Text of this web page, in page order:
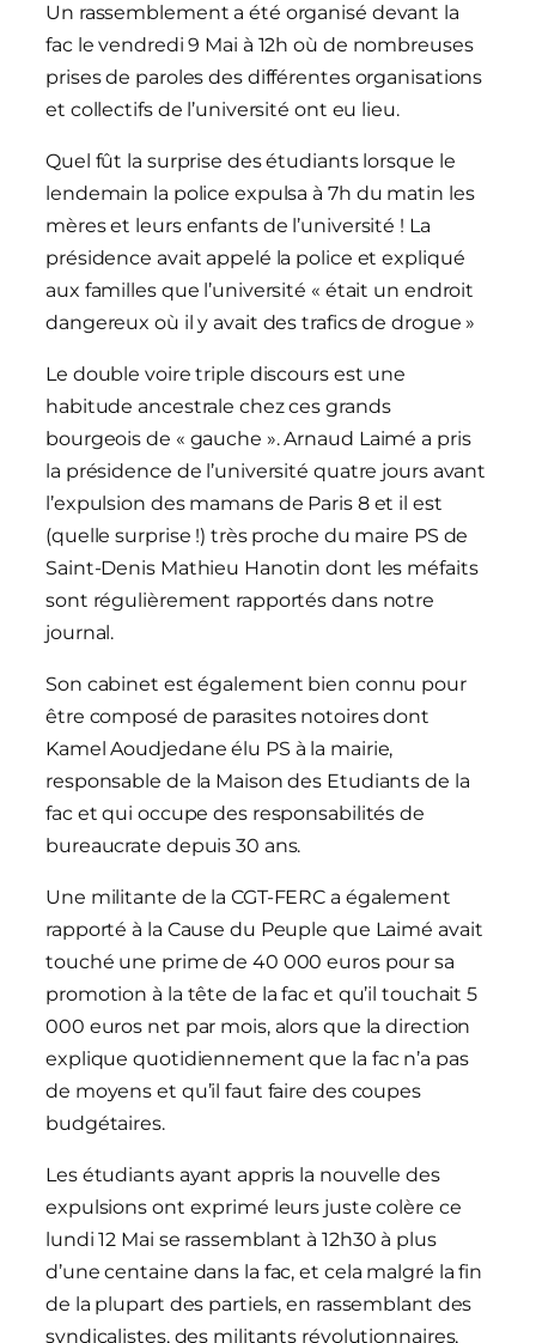
Un rassemblement a été organisé devant la
fac le vendredi 9 Mai à 12h où de nombreuses
prises de paroles des différentes organisations
et collectifs de l’université ont eu lieu.
Quel fût la surprise des étudiants lorsque le
lendemain la police expulsa à 7h du matin les
mères et leurs enfants de l’université ! La
présidence avait appelé la police et expliqué
aux familles que l’université « était un endroit
dangereux où il y avait des trafics de drogue »
Le double voire triple discours est une
habitude ancestrale chez ces grands
bourgeois de « gauche ». Arnaud Laimé a pris
la présidence de l’université quatre jours avant
l’expulsion des mamans de Paris 8 et il est
(quelle surprise !) très proche du maire PS de
Saint-Denis Mathieu Hanotin dont les méfaits
sont régulièrement rapportés dans notre
journal.
Son cabinet est également bien connu pour
être composé de parasites notoires dont
Kamel Aoudjedane élu PS à la mairie,
responsable de la Maison des Etudiants de la
fac et qui occupe des responsabilités de
bureaucrate depuis 30 ans.
Une militante de la CGT-FERC a également
rapporté à la Cause du Peuple que Laimé avait
touché une prime de 40 000 euros pour sa
promotion à la tête de la fac et qu’il touchait 5
000 euros net par mois, alors que la direction
explique quotidiennement que la fac n’a pas
de moyens et qu’il faut faire des coupes
budgétaires.
Les étudiants ayant appris la nouvelle des
expulsions ont exprimé leurs juste colère ce
lundi 12 Mai se rassemblant à 12h30 à plus
d’une centaine dans la fac, et cela malgré la fin
de la plupart des partiels, en rassemblant des
syndicalistes, des militants révolutionnaires,